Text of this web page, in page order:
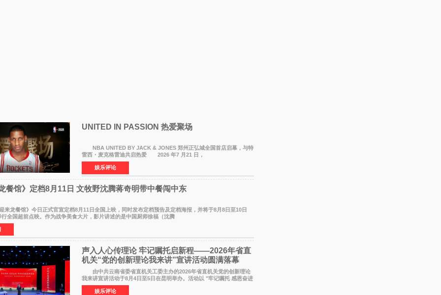
UNITED IN PASSION 热爱聚场
NBA UNITED BY JACK & JONES 郑州正弘城全国首店启幕，与特
雷西・麦克格雷迪共启热爱 2026 年7 月21 日，
NBAUNITEDBYJACK&JONES 全国首店，于郑州正弘城正式启幕。
NBA 传奇球星
娱乐评论
餐馆》定档8月11日 文牧野沈腾蒋奇明带中餐闯中东
餐馆》今日正式官宣定档8月11日全国上映，同时发布定档预告及定档海报，并将于8月8日至10日
全国超前点映。作为战争美食大片，影片讲述的是中国厨师徐福（沈腾
声入人心传理论 牢记嘱托启新程——2026年省直
机关“党的创新理论我来讲”宣讲活动圆满落幕
由中共云南省委省直机关工委主办的2026年省直机关党的创新理论
我来讲宣讲活动于8月4日至5日在昆明举办。活动以 "牢记嘱托 感恩奋进
开创云南发展新局面 "为主题，坚持以新时代中国特色社会主义
娱乐评论